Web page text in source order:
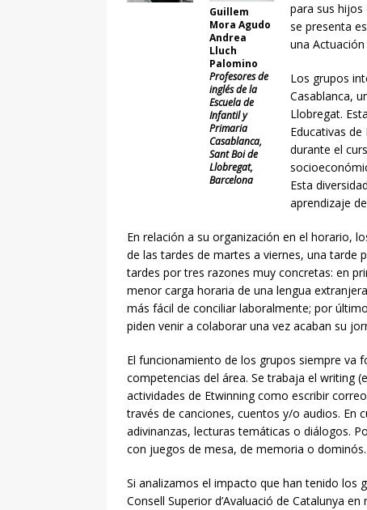
Guillem
Mora Agudo
Andrea
Lluch
Palomino
Profesores de
inglés de la
Escuela de
Infantil y
Primaria
Casablanca,
Sant Boi de
Llobregat,
Barcelona
para sus hijos
se presenta
una
Los grupos
Casablanca,
Llobregat.
Educativas
durante el
Esta
aprendizaje
En relación a su organización en el horario,
de las tardes de martes a viernes, una tarde
tardes por tres razones muy concretas: en
menor carga horaria de una lengua
más fácil de conciliar laboralmente; por
piden venir a colaborar una vez acaban su
El funcionamiento de los grupos siempre va
competencias del área. Se trabaja el writing
actividades de Etwinning como escribir
través de canciones, cuentos y/o audios. En
adivinanzas, lecturas temáticas o diálogos.
con juegos de mesa, de memoria o dominós.
Si analizamos el impacto que han tenido los
Consell Superior d’Avaluació de Catalunya